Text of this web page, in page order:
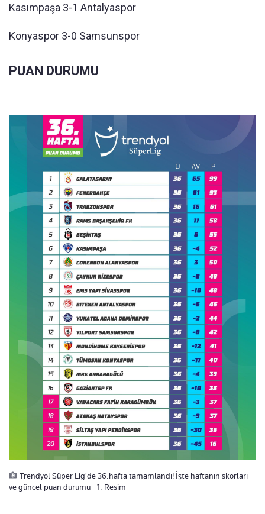
Kasımpaşa 3-1 Antalyaspor
Konyaspor 3-0 Samsunspor
PUAN DURUMU
Trendyol Süper Lig'de 36.hafta tamamlandı! İşte haftanın skorları
ve güncel puan durumu - 1. Resim